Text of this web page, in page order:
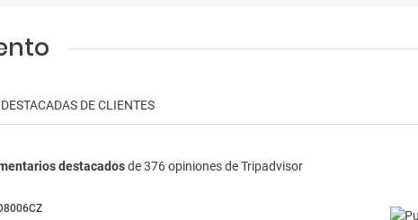
DE CLIENTES
destacadosde 376 opiniones de Tripadvisor